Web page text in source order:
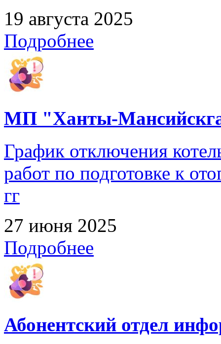
19 августа 2025
Подробнее
МП "Ханты-
График отключения
работ по подготовке к
гг
27 июня 2025
Подробнее
Абонентский отдел